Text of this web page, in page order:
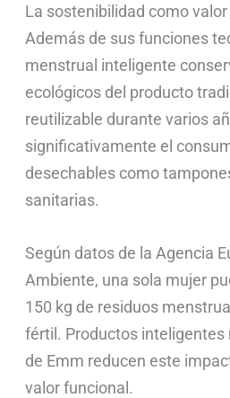
La sostenibilidad como
Además de sus funciones
menstrual inteligente
ecológicos del producto
reutilizable durante varios
significativamente el
desechables como
sanitarias.
Según datos de la Agencia
Ambiente, una sola mujer
150 kg de residuos
fértil. Productos inteligentes
de Emm reducen este
valor funcional.